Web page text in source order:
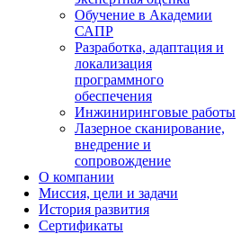
Обучение в Академии
САПР
Разработка, адаптация и
локализация
программного
обеспечения
Инжиниринговые работы
Лазерное сканирование,
внедрение и
сопровождение
О компании
Миссия, цели и задачи
История развития
Сертификаты